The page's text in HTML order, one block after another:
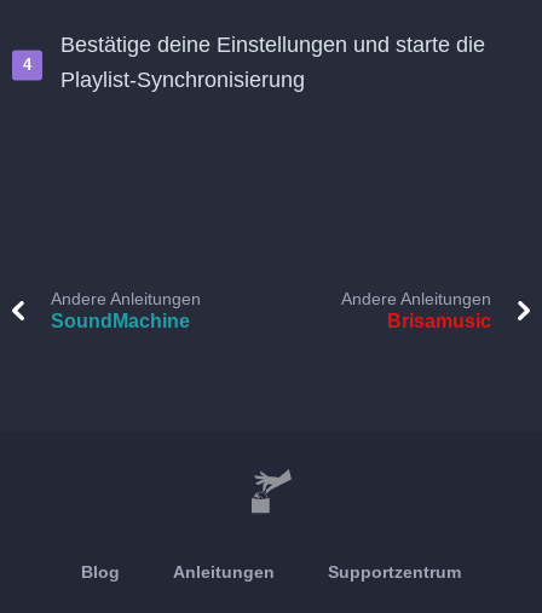
Bestätige deine Einstellungen und starte die
Playlist-Synchronisierung
Andere Anleitungen
SoundMachine
Andere Anleitungen
Brisamusic
Blog Anleitungen Supportzentrum